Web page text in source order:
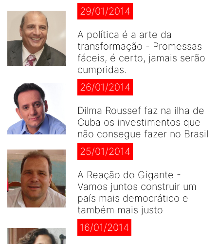
29/01/2014
A política é a arte da
transformação - Promessas
fáceis, é certo, jamais serão
cumpridas.
26/01/2014
Dilma Roussef faz na ilha de
Cuba os investimentos que
não consegue fazer no Brasil
25/01/2014
A Reação do Gigante -
Vamos juntos construir um
país mais democrático e
também mais justo
16/01/2014